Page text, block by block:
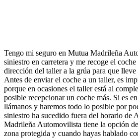
Tengo mi seguro en Mutua Madrileña
siniestro en carretera y me recoge el
dirección del taller a la grúa para que
Antes de enviar el coche a un taller, es
porque en ocasiones el taller está al
posible recepcionar un coche más. Si es
llámanos y haremos todo lo posible por
siniestro ha sucedido fuera del horario de
Madrileña Automovilista tiene la opción
zona protegida y cuando hayas hablado